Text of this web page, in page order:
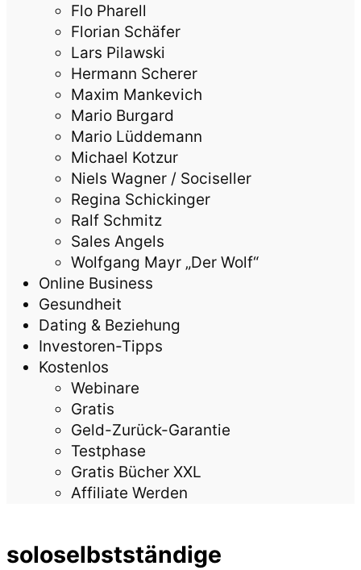
Flo Pharell
Florian Schäfer
Lars Pilawski
Hermann Scherer
Maxim Mankevich
Mario Burgard
Mario Lüddemann
Michael Kotzur
Niels Wagner / Sociseller
Regina Schickinger
Ralf Schmitz
Sales Angels
Wolfgang Mayr „Der Wolf“
Online Business
Gesundheit
Dating & Beziehung
Investoren-Tipps
Kostenlos
Webinare
Gratis
Geld-Zurück-Garantie
Testphase
Gratis Bücher XXL
Affiliate Werden
soloselbstständige